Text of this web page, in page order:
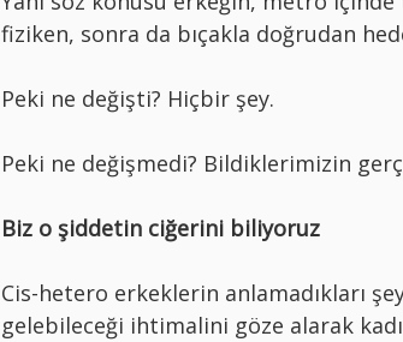
fiziken, sonra da bıçakla doğrudan
Peki ne değişti? Hiçbir şey.
Peki ne değişmedi? Bildiklerimizin
Biz o şiddetin ciğerini biliyoruz
Cis-hetero erkeklerin anlamadıkları
gelebileceği ihtimalini göze alarak